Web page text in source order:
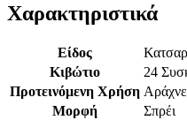
Χαρακτηριστικά
Είδος
Κιβώτιο
24
Προτεινόμενη Χρήση
Μορφή
Σπρέι